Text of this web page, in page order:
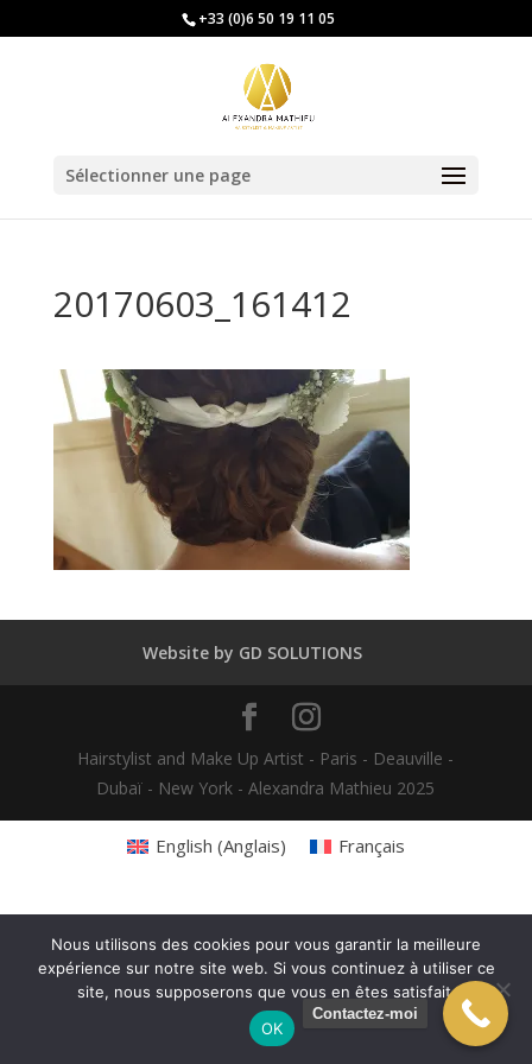
+33 (0)6 50 19 11 05
Sélectionner une page
20170603_161412
Website by GD SOLUTIONS
Hairstylist and Make Up Artist - Paris - Deauville -
Dubaï - New York - Alexandra Mathieu 2025
Contactez-moi
English (Anglais) Français
Nous utilisons des cookies pour vous garantir la meilleure
expérience sur notre site web. Si vous continuez à utiliser ce
site, nous supposerons que vous en êtes satisfait.
OK